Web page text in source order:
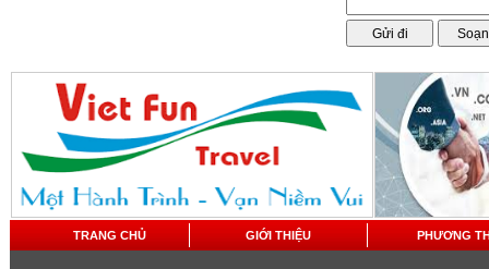
TRANG CHỦ GIỚI THIỆU PHƯƠNG